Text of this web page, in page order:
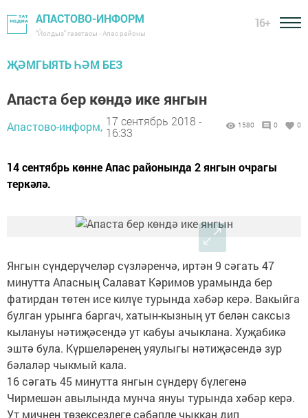
АПАСТОВО-ИНФОРМ
"Йолдыз" газетасы - Апас районы
16+
ҖӘМГЫЯТЬ ҺӘМ БЕЗ
Апаста бер көндә ике янгын
Апастово-информ, 17 сентябрь 2018 -
16:33
1580 0 0
14 сентябрь көнне Апас районында 2 янгын очрагы
теркәлә.
Янгын сүндерүчеләр сүзләренчә, иртән 9 сәгать 47
минутта Апасның Салават Кәримов урамында бер
фатирдан төтен исе килүе турында хәбәр керә. Вакыйга
булган урынга баргач, хатын-кызның ут белән саксыз
кылануы нәтиҗәсендә ут кабуы ачыклана. Хуҗабикә
эштә була. Күршеләренең уяулыгы нәтиҗәсендә зур
бәлаләр чыкмый кала.
16 сәгать 45 минутта янгын сүндерү бүлегенә
Чирмешән авылында мунча януы турында хәбәр керә.
Ут мичнең төзексезлеге сәбәпле чыккан дип